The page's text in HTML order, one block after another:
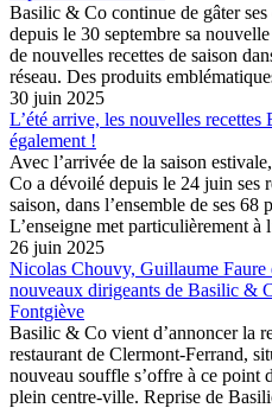
Basilic & Co continue de gâter ses
depuis le 30 septembre sa
de nouvelles recettes de saison
réseau. Des produits
30 juin 2025
L’été arrive, les nouvelles
également !
Avec l’arrivée de la saison
Co a dévoilé depuis le 24 juin ses
saison, dans l’ensemble de ses 68
L’enseigne met particulièrement à
26 juin 2025
Nicolas Chouvy, Guillaume Faure
nouveaux dirigeants de Basilic &
Fontgiève
Basilic & Co vient d’annoncer la
restaurant de Clermont-Ferrand,
nouveau souffle s’offre à ce point
plein centre-ville. Reprise de